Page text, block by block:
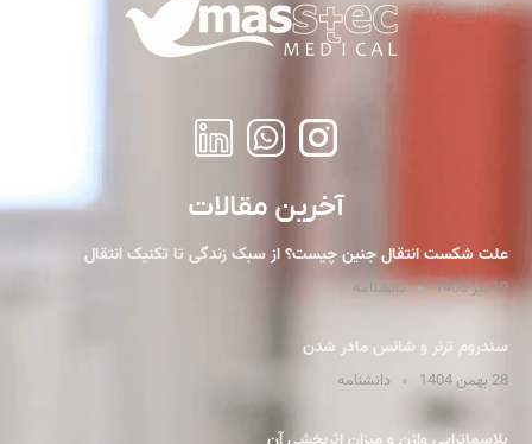
آخرین مقالات
علت شکست انتقال جنین چیست؟ از سبک زندگی تا تکنیک انتقال
10 تیر 1405 دانشنامه
سندروم ترنر و شانس مادر شدن
28 بهمن 1404 دانشنامه